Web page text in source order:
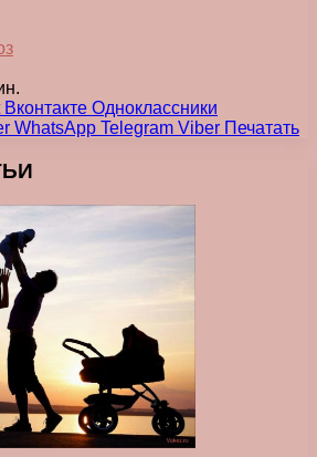
Вконтакте Одноклассники
WhatsApp Telegram Viber Печатать